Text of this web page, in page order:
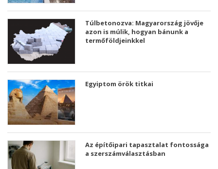
Túlbetonozva: Magyarország jövője
azon is múlik, hogyan bánunk a
termőföldjeinkkel
Egyiptom örök titkai
Az építőipari tapasztalat fontossága
a szerszámválasztásban